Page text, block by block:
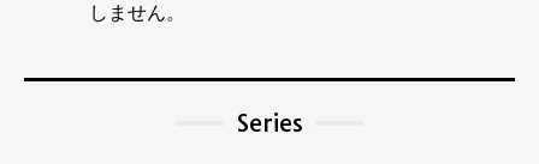
しません。
Series